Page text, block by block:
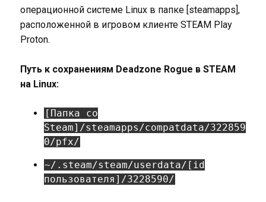
операционной системе Linux в папке [steamapps],
расположенной в игровом клиенте STEAM Play
Proton.
Путь к сохранениям Deadzone Rogue в STEAM
на Linux:
[Папка со
Steam]/steamapps/compatdata/322859
0/pfx/
~/.steam/steam/userdata/[id
пользователя]/3228590/